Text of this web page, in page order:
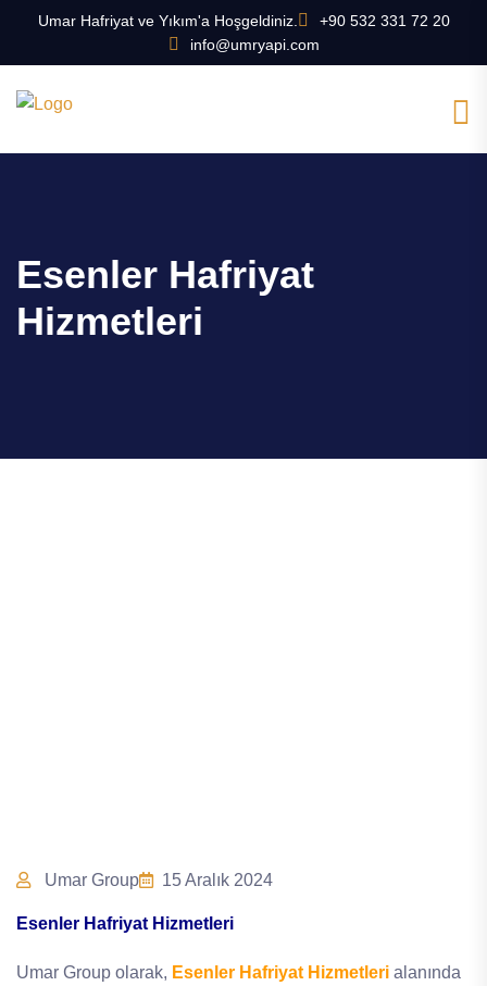
Umar Hafriyat ve Yıkım'a Hoşgeldiniz.
+90 532 331 72 20
info@umryapi.com
Esenler Hafriyat
Hizmetleri
Umar Group 15 Aralık 2024
Esenler Hafriyat Hizmetleri
Umar Group olarak, Esenler Hafriyat Hizmetleri alanında